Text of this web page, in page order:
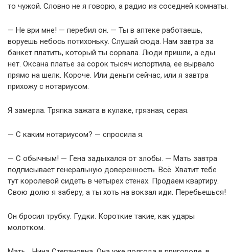
то чужой. Словно не я говорю, а радио из соседней комнаты.
— Не ври мне! — перебил он. — Ты в аптеке работаешь,
воруешь небось потихоньку. Слушай сюда. Нам завтра за
банкет платить, который ты сорвала. Люди пришли, а еды
нет. Оксана платье за сорок тысяч испортила, ее вырвало
прямо на шелк. Короче. Или деньги сейчас, или я завтра
прихожу с нотариусом.
Я замерла. Тряпка зажата в кулаке, грязная, серая.
— С каким нотариусом? — спросила я.
— С обычным! — Гена задыхался от злобы. — Мать завтра
подписывает генеральную доверенность. Всё. Хватит тебе
тут королевой сидеть в четырех стенах. Продаем квартиру.
Свою долю я заберу, а ты хоть на вокзал иди. Перебьешься!
Он бросил трубку. Гудки. Короткие такие, как удары
молотком.